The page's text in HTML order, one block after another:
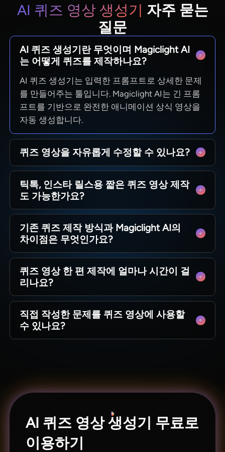
AI 퀴즈 영상 생성기 자주 묻는
질문
AI 퀴즈 생성기란 무엇이며 Magiclight AI
는 어떻게 퀴즈를 제작하나요?
AI 퀴즈 생성기는 입력한 프롬프트로 상세한 문제
를 만들어주는 툴입니다. Magiclight AI는 긴 프롬
프트를 기반으로 완전한 애니메이션 상식 영상을
자동 생성합니다.
퀴즈 영상을 자유롭게 수정할 수 있나요?
문제 내용, 이미지, 아바타, 배경음악, 영상 스타일
모두 조절 가능하며 시청자나 브랜드 분위기에 어
울리는 퀴즈 영상을 완성할 수 있습니다.
틱톡, 인스타 릴스용 짧은 퀴즈 영상 제작
도 가능한가요?
Magiclight AI 퀴즈 생성기는 세로형 쇼츠 영상을
지원해 틱톡, 인스타 릴스 등에서 조회수와 신규
시청자를 확보하기 용이합니다.
기존 퀴즈 제작 방식과 Magiclight AI의
차이점은 무엇인가요?
기존 방식은 대본 작성, 편집, 애니메이션에 수시
간~수일이 소요되지만 Magiclight AI는 전 과정을
자동화해 시간을 크게 줄이고 전문가급 결과물을
제공합니다.
퀴즈 영상 한 편 제작에 얼마나 시간이 걸
리나요?
영상 길이와 커스텀 설정에 따라 수 분 내로 생성
되며 수동 편집에 비해 훨씬 빠르게 교육 및 오락
용 상식 콘텐츠를 업로드할 수 있습니다.
직접 작성한 문제를 퀴즈 영상에 사용할
수 있나요?
AI 퀴즈 영상 생성기 무료로
이용하기